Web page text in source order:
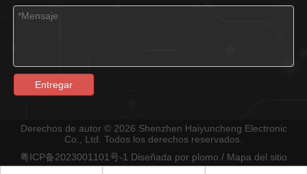
Entregar
Derechos de autor © 2026 Shenzhen Haiyuncheng Electronic
Co., Ltd. Todos los derechos reservados.
粤ICP备2023001101号-1 Diseñada por plomo / Mapa del sitio